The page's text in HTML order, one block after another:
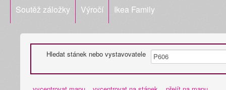
Soutěž záložky Výročí Ikea Family
Hledat stánek nebo vystavovatele